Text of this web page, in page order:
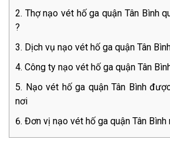
Thợ nạo vét hố ga quận Tân Bình
?
Dịch vụ nạo vét hố ga quận Tân
Công ty nạo vét hố ga quận Tân
Nạo vét hố ga quận Tân Bình
nơi
Đơn vị nạo vét hố ga quận Tân